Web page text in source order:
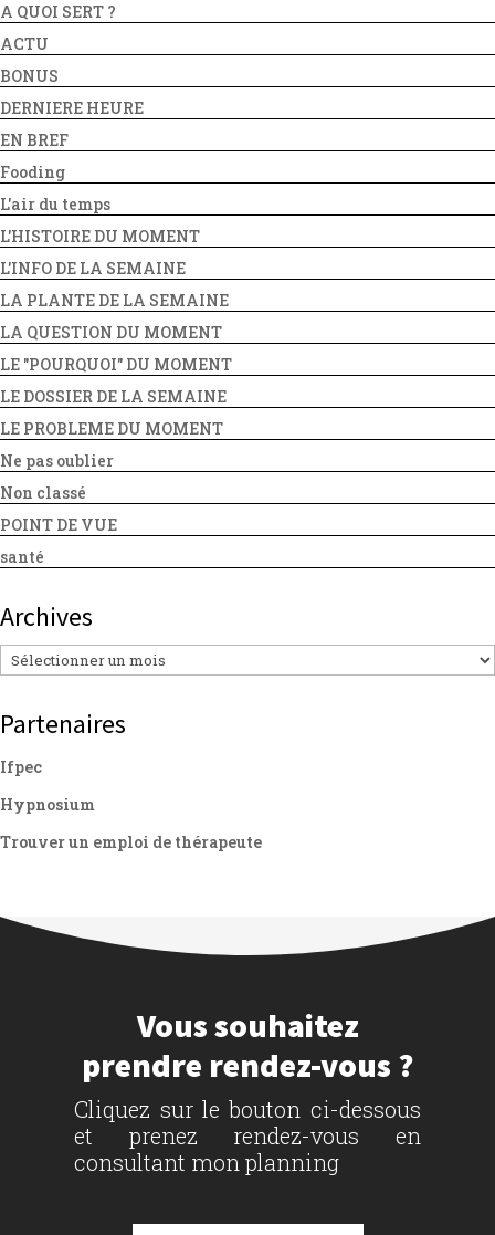
A QUOI SERT ?
ACTU
BONUS
DERNIERE HEURE
EN BREF
Fooding
L'air du temps
L'HISTOIRE DU MOMENT
L'INFO DE LA SEMAINE
LA PLANTE DE LA SEMAINE
LA QUESTION DU MOMENT
LE "POURQUOI" DU MOMENT
LE DOSSIER DE LA SEMAINE
LE PROBLEME DU MOMENT
Ne pas oublier
Non classé
POINT DE VUE
santé
Archives
Archives
Partenaires
Ifpec
Hypnosium
Trouver un emploi de thérapeute
Vous souhaitez
prendre rendez-vous ?
Cliquez sur le bouton ci-dessous
et prenez rendez-vous en
consultant mon planning